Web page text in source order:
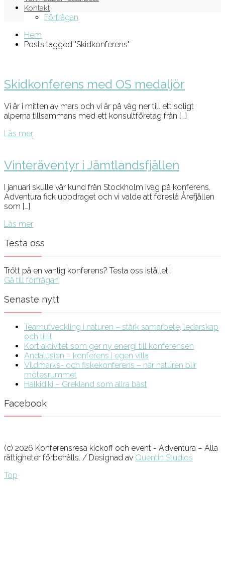
Kontakt
Förfrågan
Hem
Posts tagged "Skidkonferens"
Skidkonferens med OS medaljör
Vi är i mitten av mars och vi är på väg ner till ett soligt
alperna tillsammans med ett konsultföretag från […]
Läs mer
Vinteräventyr i Jämtlandsfjällen
I januari skulle vår kund från Stockholm iväg på konferens.
Adventura fick uppdraget och vi valde att föreslå Årefjällen
som […]
Läs mer
Testa oss
Trött på en vanlig konferens? Testa oss istället!
Gå till förfrågan
Senaste nytt
Teamutveckling i naturen – stärk samarbete, ledarskap
och tillit
Kort aktivitet som ger ny energi till konferensen
Andalusien – konferens i egen villa
Vildmarks- och fiskekonferens – när naturen blir
mötesrummet
Halkidiki – Grekland som allra bäst
Facebook
(c) 2026 Konferensresa kickoff och event - Adventura – Alla
rättigheter förbehålls. / Designad av Quentin Studios
Top